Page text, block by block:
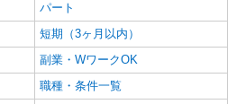
パート
短期（3ヶ月以内）
副業・WワークOK
職種・条件一覧